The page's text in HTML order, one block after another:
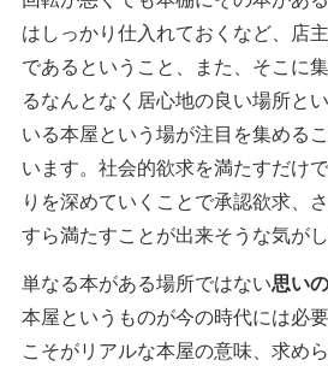
はしっかり仕入れておくなど、店
であるということ、また、そこに
るなんとなく居心地の良い場所と
いる本屋という場が注目を集める
います。社会的欲求を満たすだけ
りを深めていくことで承認欲求、
すら満たすことが出来そうな気がし
単なる本がある場所ではない思い
本屋というものが今の時代には必
こそがリアルな本屋の意味、求め